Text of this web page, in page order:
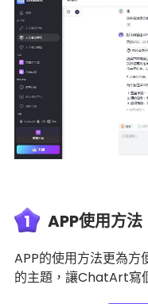
1 APP使用方法
APP的使用方法更為
的主題，讓ChatArt寫